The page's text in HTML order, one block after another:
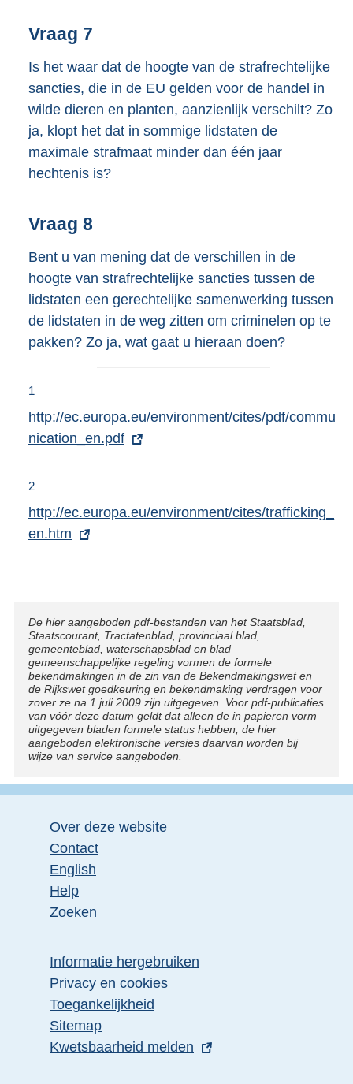
Vraag 7
Is het waar dat de hoogte van de strafrechtelijke
sancties, die in de EU gelden voor de handel in
wilde dieren en planten, aanzienlijk verschilt? Zo
ja, klopt het dat in sommige lidstaten de
maximale strafmaat minder dan één jaar
hechtenis is?
Vraag 8
Bent u van mening dat de verschillen in de
hoogte van strafrechtelijke sancties tussen de
lidstaten een gerechtelijke samenwerking tussen
de lidstaten in de weg zitten om criminelen op te
pakken? Zo ja, wat gaat u hieraan doen?
1
E
x
e
n
e
k
:
http://ec.europa.eu/environment/cites/pdf/commu
nication_en.pdf
2
E
x
n
e
l
i
n
k
:
http://ec.europa.eu/environment/cites/trafficking_
en.htm
Disclaimer
De hier aangeboden pdf-bestanden van het Staatsblad,
Staatscourant, Tractatenblad, provinciaal blad,
gemeenteblad, waterschapsblad en blad
gemeenschappelijke regeling vormen de formele
bekendmakingen in de zin van de Bekendmakingswet en
de Rijkswet goedkeuring en bekendmaking verdragen voor
zover ze na 1 juli 2009 zijn uitgegeven. Voor pdf-publicaties
van vóór deze datum geldt dat alleen de in papieren vorm
uitgegeven bladen formele status hebben; de hier
aangeboden elektronische versies daarvan worden bij
wijze van service aangeboden.
Over deze website
Contact
English
Help
Zoeken
Informatie hergebruiken
Privacy en cookies
Toegankelijkheid
Sitemap
E
Kwetsbaarheid melden